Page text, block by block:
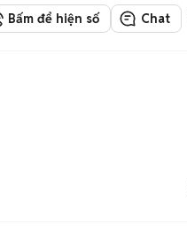
Bấm để hiện số Chat